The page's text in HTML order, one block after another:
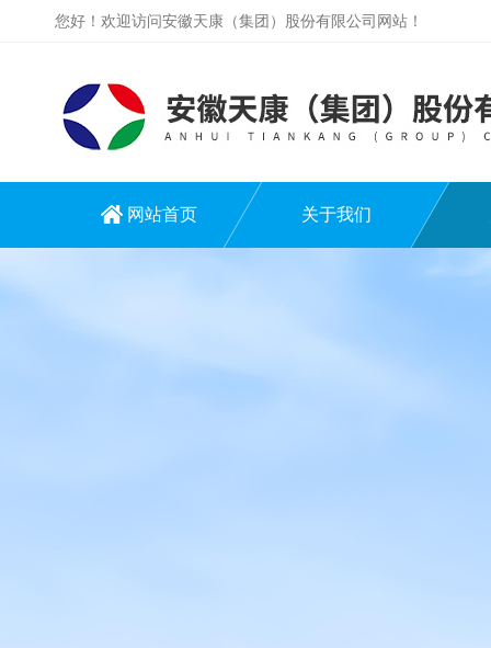
您好！欢迎访问安徽天康（集团）股份有限公司网站！
网站首页 关于我们